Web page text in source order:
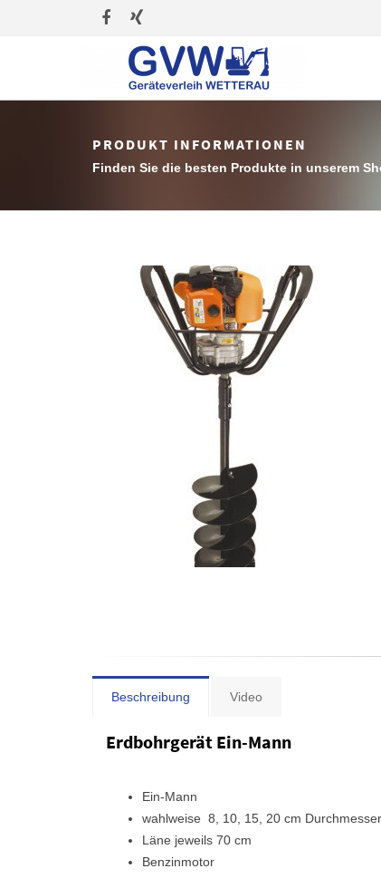
PRODUKT INFORMATIONEN
Finden Sie die besten Produkte in unserem
Beschreibung Video
Erdbohrgerät Ein-Mann
Ein-Mann
wahlweise 8, 10, 15, 20 cm Durchmesser
Läne jeweils 70 cm
Benzinmotor